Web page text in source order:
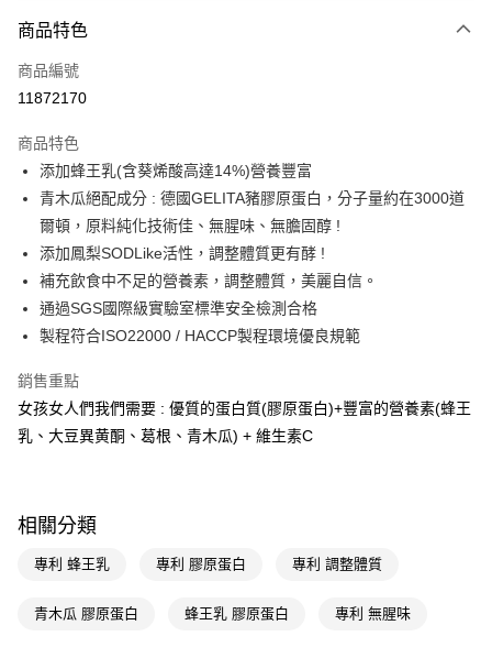
POYA支付
信用卡一次付款
Apple Pay
街口支付
悠遊付
Google Pay
AFTEE先享後付
【關於「AFTEE先享後付」】
AFTEE先享後付是「在收到商品之後才付款」的支付方式。 讓您購物簡單
便利好安心！
１．簡單：不需註冊會員、不需綁卡、不需儲值。
【「AFTEE先享後付」結帳流程】
１．於結帳方式選擇「AFTEE先享後付」後，將跳轉至「AFTEE先享後付」
結帳頁面，進行簡訊認證並確認金額後，即可完成結帳。
ATM／網路銀行／等多元方式進行付款，方視為交易完成。
運送方式
宅配(廠商直送🚚)
宅配(離島廠商直送🚚)
商品特色
商品編號
11872170
商品特色
添加蜂王乳(含葵烯酸高達14%)營養豐富
青木瓜絕配成分 : 德國GELITA豬膠原蛋白，分子量約在3000道
爾頓，原料純化技術佳、無腥味、無膽固醇 !
添加鳳梨SODLike活性，調整體質更有酵 !
補充飲食中不足的營養素，調整體質，美麗自信。
通過SGS國際級實驗室標準安全檢測合格
製程符合ISO22000 / HACCP製程環境優良規範
銷售重點
女孩女人們我們需要 : 優質的蛋白質(膠原蛋白)+豐富的營養素(蜂王
乳、大豆異黄酮、葛根、青木瓜) + 維生素C
相關分類
專利 蜂王乳 專利 膠原蛋白 專利 調整體質
青木瓜 膠原蛋白 蜂王乳 膠原蛋白 專利 無腥味